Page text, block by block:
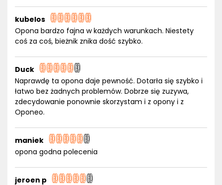
kubelos
Opona bardzo fajna w każdych warunkach. Niestety
coś za coś, bieżnik znika dość szybko.
Duck
Naprawdę ta opona daje pewność. Dotarła się szybko i
łatwo bez żadnych problemów. Dobrze się zuzywa,
zdecydowanie ponownie skorzystam i z opony i z
Oponeo.
maniek
opona godna polecenia
jeroen p